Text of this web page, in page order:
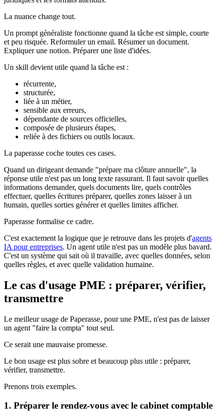
La nuance change tout.
Un prompt généraliste fonctionne quand la tâche est simple, courte
et peu risquée. Reformuler un email. Résumer un document.
Expliquer une notion. Préparer une liste d'idées.
Un skill devient utile quand la tâche est :
récurrente,
structurée,
liée à un métier,
sensible aux erreurs,
dépendante de sources officielles,
composée de plusieurs étapes,
reliée à des fichiers ou outils locaux.
La paperasse coche toutes ces cases.
Quand un dirigeant demande "prépare ma clôture annuelle", la
réponse utile n'est pas un long texte rassurant. Il faut savoir quelles
informations demander, quels documents lire, quels contrôles
effectuer, quelles écritures préparer, quelles zones laisser à un
humain, quelles sorties générer et quelles limites afficher.
Paperasse formalise ce cadre.
C'est exactement la logique que je retrouve dans les projets d'agents
IA pour entreprises. Un agent utile n'est pas un modèle plus bavard.
C'est un système qui sait où il travaille, avec quelles données, selon
quelles règles, et avec quelle validation humaine.
Le cas d'usage PME : préparer, vérifier,
transmettre
Le meilleur usage de Paperasse, pour une PME, n'est pas de laisser
un agent "faire la compta" tout seul.
Ce serait une mauvaise promesse.
Le bon usage est plus sobre et beaucoup plus utile : préparer,
vérifier, transmettre.
Prenons trois exemples.
1. Préparer le rendez-vous avec le cabinet comptable